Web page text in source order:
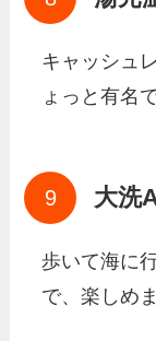
キャッシュ
ょっと有名
大洗
歩いて海に
で、楽しめ